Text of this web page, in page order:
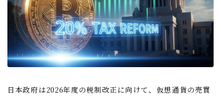
相場分析
日本政府は2026年度の税制改正に向けて、仮想通貨の売買